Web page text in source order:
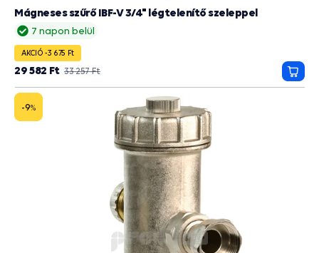
7 napon belül
Mágneses szűrő IBF-V 3/4" légtelenítő szeleppel
AKCIÓ -3 675 Ft
33 257 Ft
29 582 Ft
-9%